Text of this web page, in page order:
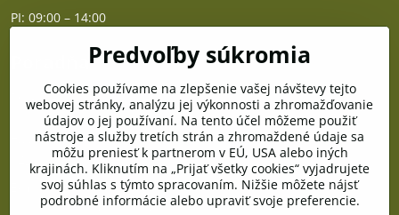
PI: 09:00 – 14:00
PO - PIA od 10:00 do 14:00
Telefón poradňa:
+421 903 996 513
E-mail:
poradna@pramenzdravia.sk
Predvoľby súkromia
Cookies používame na zlepšenie vašej návštevy tejto
webovej stránky, analýzu jej výkonnosti a zhromažďovanie
údajov o jej používaní. Na tento účel môžeme použiť
nástroje a služby tretích strán a zhromaždené údaje sa
môžu preniesť k partnerom v EÚ, USA alebo iných
krajinách. Kliknutím na „Prijať všetky cookies“ vyjadrujete
svoj súhlas s týmto spracovaním. Nižšie môžete nájsť
podrobné informácie alebo upraviť svoje preferencie.